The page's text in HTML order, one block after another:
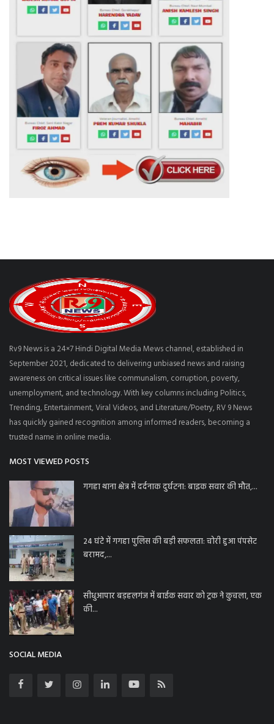
Rv9 News is a 24×7 Hindi Digital Media Mews channel, established in
September 2021, dedicated to delivering unbiased news and raising
awareness on critical issues like communalism, corruption, poverty,
unemployment, and technology. With key columns including Politics,
Trending, Entertainment, Viral Videos, and Literature/Poetry, RV 9 News
has quickly gained recognition among informed readers, becoming a
trusted name in online media.
MOST VIEWED POSTS
गगहा थाना क्षेत्र में दर्दनाक दुर्घटना: बाइक सवार की मौत,...
24 घंटे में गगहा पुलिस की बड़ी सफलता: चोरी हुआ पंपसेट
बरामद,...
सीधुआपार बड़हलगंज में बाईक सवार को ट्रक ने कुचला, एक
की...
SOCIAL MEDIA